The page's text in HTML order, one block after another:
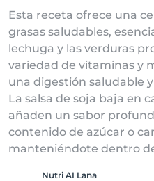
Esta receta ofrece una
grasas saludables,
lechuga y las verduras
variedad de vitaminas y
una digestión saludable
La salsa de soja baja en
añaden un sabor
contenido de azúcar o
manteniéndote dentro
Nutri AI Lana